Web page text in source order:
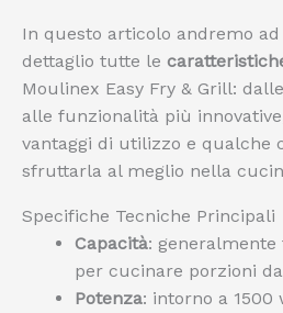
In questo articolo andremo
dettaglio tutte le
Moulinex Easy Fry & Grill:
alle funzionalità più
vantaggi di utilizzo e qualche
sfruttarla al meglio nella
Specifiche Tecniche Principali
Capacità:
per cucinare porzioni
Potenza: intorno a 1500